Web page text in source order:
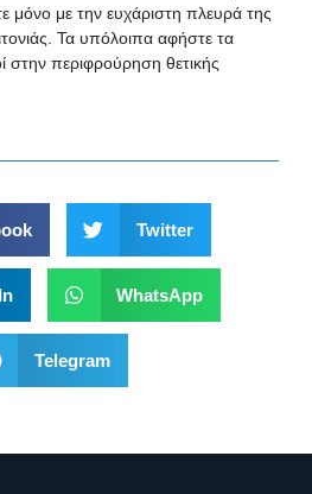
μόνο με την ευχάριστη πλευρά της
Τα υπόλοιπα αφήστε τα
στην περιφρούρηση θετικής
Twitter
WhatsApp
Telegram